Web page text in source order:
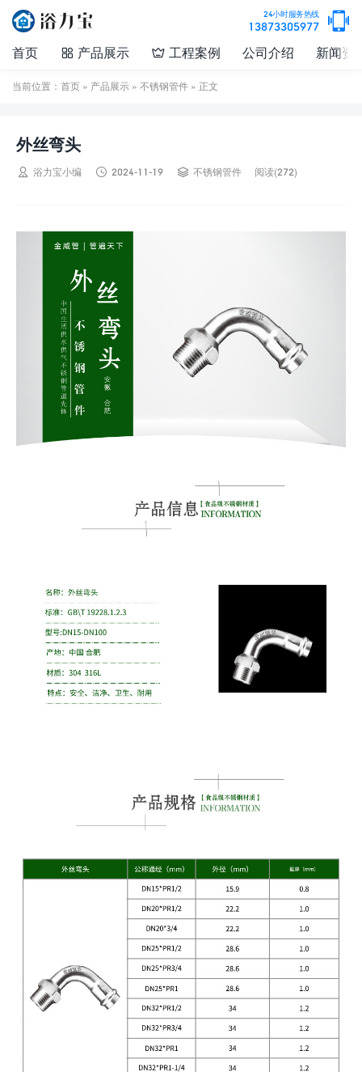
24小时服务热线
13873305977 
首页  产品展示  工程案例 公司介绍 新闻资
当前位置： 首页 » 产品展示 » 不锈钢管件 » 正文
外丝弯头
 浴力宝小编  2024-11-19  不锈钢管件 阅读(272)